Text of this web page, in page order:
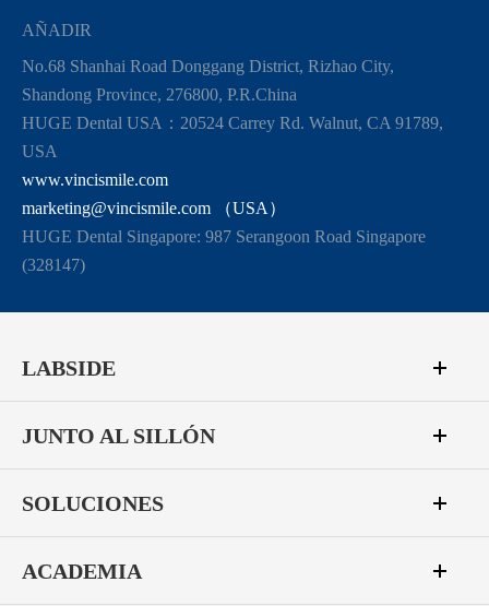
AÑADIR
No.68 Shanhai Road Donggang District, Rizhao City,
Shandong Province, 276800, P.R.China
HUGE Dental USA：20524 Carrey Rd. Walnut, CA 91789,
USA
www.vincismile.com
marketing@vincismile.com （USA）
HUGE Dental Singapore: 987 Serangoon Road Singapore
(328147)
LABSIDE
JUNTO AL SILLÓN
SOLUCIONES
ACADEMIA